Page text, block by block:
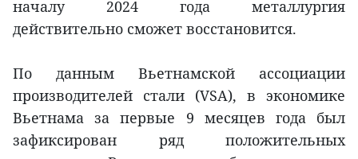
началу 2024 года металлургия
действительно сможет восстановится.
По данным Вьетнамской ассоциации
производителей стали (VSA), в экономике
Вьетнама за первые 9 месяцев года был
зафиксирован ряд положительных